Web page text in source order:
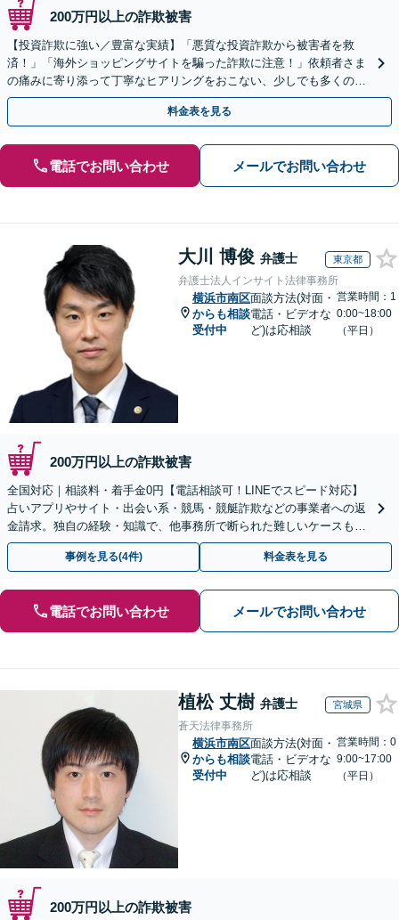
200万円以上の詐欺被害
【投資詐欺に強い／豊富な実績】「悪質な投資詐欺から被害者を救
済！」「海外ショッピングサイトを騙った詐欺に注意！」依頼者さま
の痛みに寄り添って丁寧なヒアリングをおこない、少しでも多くの返
金が得られるよう尽力します！
料金表を見る
電話でお問い合わせ メールでお問い合わせ
大川 博俊 弁護士 東京都
弁護士法人インサイト法律事務所
横浜市南区
からも相談
受付中
面談方法(対面・
電話・ビデオな
ど)は応相談
営業時間：1
0:00~18:00
（平日）
200万円以上の詐欺被害
全国対応｜相談料・着手金0円【電話相談可！LINEでスピード対応】
占いアプリやサイト・出会い系・競馬・競艇詐欺などの事業者への返
金請求。独自の経験・知識で、他事務所で断られた難しいケースも解
決に導いた実績あり。まずはお気軽にご相談ください
事例を見る(4件) 料金表を見る
電話でお問い合わせ メールでお問い合わせ
植松 丈樹 弁護士 宮城県
蒼天法律事務所
横浜市南区
からも相談
受付中
面談方法(対面・
電話・ビデオな
ど)は応相談
営業時間：0
9:00~17:00
（平日）
200万円以上の詐欺被害